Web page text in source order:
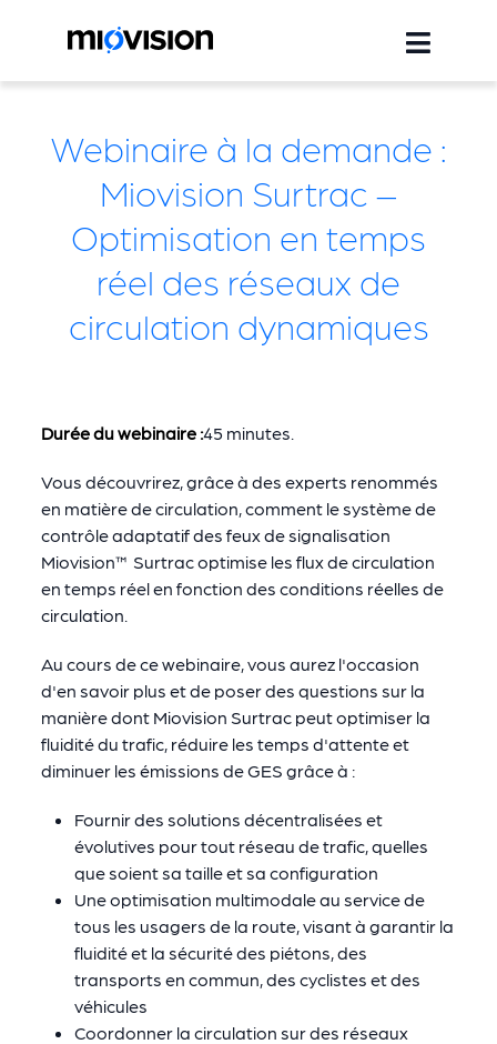
Webinaire à la demande :
Miovision Surtrac –
Optimisation en temps
réel des réseaux de
circulation dynamiques
Durée du webinaire :45 minutes.
Vous découvrirez, grâce à des experts renommés
en matière de circulation, comment le système de
contrôle adaptatif des feux de signalisation
Miovision™ Surtrac optimise les flux de circulation
en temps réel en fonction des conditions réelles de
circulation.
Au cours de ce webinaire, vous aurez l'occasion
d'en savoir plus et de poser des questions sur la
manière dont Miovision Surtrac peut optimiser la
fluidité du trafic, réduire les temps d'attente et
diminuer les émissions de GES grâce à :
Fournir des solutions décentralisées et
évolutives pour tout réseau de trafic, quelles
que soient sa taille et sa configuration
Une optimisation multimodale au service de
tous les usagers de la route, visant à garantir la
fluidité et la sécurité des piétons, des
transports en commun, des cyclistes et des
véhicules
Coordonner la circulation sur des réseaux